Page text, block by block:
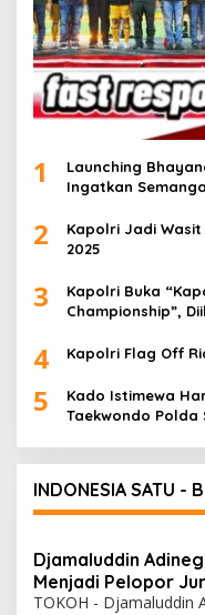
1
Launching
Ingatkan
2
Kapolri Jadi
2025
3
Kapolri Buka
Championship”,
4 Kapolri Flag Off
5
Kado Istimewa
Taekwondo Polda
INDONESIA SATU -
Djamaluddin
Menjadi Pelopor
TOKOH - Djamaluddin